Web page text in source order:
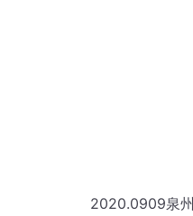
2020.0909泉州